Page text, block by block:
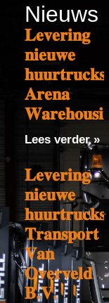
Nieuws
𝐋𝐞𝐯𝐞𝐫𝐢𝐧𝐠
𝐧𝐢𝐞𝐮𝐰𝐞
𝐡𝐮𝐮𝐫𝐭𝐫𝐮𝐜𝐤𝐬
𝐀𝐫𝐞𝐧𝐚
Lees verder »
𝐋𝐞𝐯𝐞𝐫𝐢𝐧𝐠
𝐧𝐢𝐞𝐮𝐰𝐞
𝐡𝐮𝐮𝐫𝐭𝐫𝐮𝐜𝐤𝐬
𝐓𝐫𝐚𝐧𝐬𝐩𝐨𝐫𝐭
𝐕𝐚𝐧
𝐎𝐯𝐞𝐫𝐯𝐞𝐥𝐝
𝐁.𝐕.